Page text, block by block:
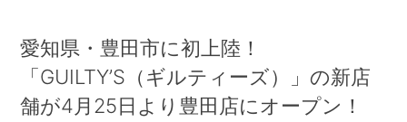
SHOP 店舗情報
SUSTAINABILITY 持続可能な世界の実現のために
ABOUT US 企業情報
愛知県・豊田市に初上陸！
「GUILTY’S（ギルティーズ）」の新店
舗が4月25日より豊田店にオープン！